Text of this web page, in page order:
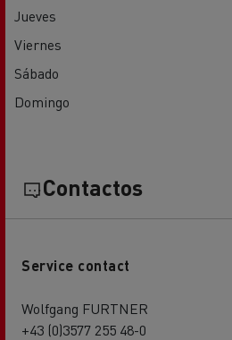
Jueves
Viernes
Sábado
Domingo
Contactos
Service contact
Wolfgang FURTNER
+43 (0)3577 255 48-0